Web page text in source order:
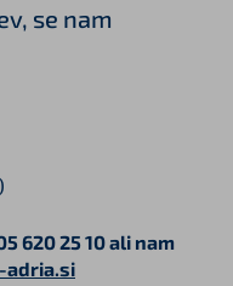
se nam
620 25 10 ali nam
adria.si